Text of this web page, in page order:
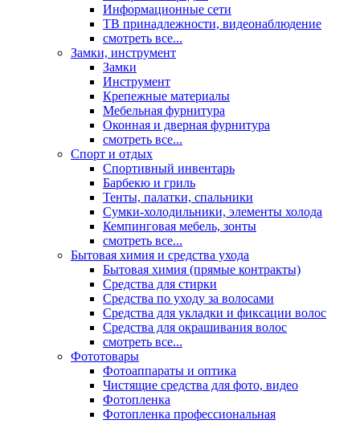
Информационные сети
ТВ принадлежности, видеонаблюдение
смотреть все...
Замки, инструмент
Замки
Инструмент
Крепежные материалы
Мебельная фурнитура
Оконная и дверная фурнитура
смотреть все...
Спорт и отдых
Спортивный инвентарь
Барбекю и гриль
Тенты, палатки, спальники
Сумки-холодильники, элементы холода
Кемпинговая мебель, зонты
смотреть все...
Бытовая химия и средства ухода
Бытовая химия (прямые контракты)
Средства для стирки
Средства по уходу за волосами
Средства для укладки и фиксации волос
Средства для окрашивания волос
смотреть все...
Фототовары
Фотоаппараты и оптика
Чистящие средства для фото, видео
Фотопленка
Фотопленка профессиональная